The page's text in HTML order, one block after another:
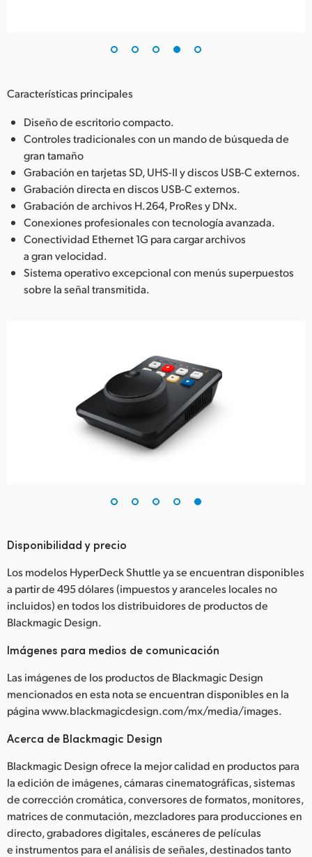
Características principales
Diseño de escritorio compacto.
Controles tradicionales con un mando de búsqueda de
gran tamaño
Grabación en tarjetas SD, UHS-II y discos USB-C externos.
Grabación directa en discos USB-C externos.
Grabación de archivos H.264, ProRes y DNx.
Conexiones profesionales con tecnología avanzada.
Conectividad Ethernet 1G para cargar archivos
a gran velocidad.
Sistema operativo excepcional con menús superpuestos
sobre la señal transmitida.
Disponibilidad y precio
Los modelos HyperDeck Shuttle ya se encuentran disponibles
a partir de 495 dólares (impuestos y aranceles locales no
incluidos) en todos los distribuidores de productos de
Blackmagic Design.
Imágenes para medios de comunicación
Las imágenes de los productos de Blackmagic Design
mencionados en esta nota se encuentran disponibles en la
página www.blackmagicdesign.com/mx/media/images.
Acerca de Blackmagic Design
Blackmagic Design ofrece la mejor calidad en productos para
la edición de imágenes, cámaras cinematográficas, sistemas
de corrección cromática, conversores de formatos, monitores,
matrices de conmutación, mezcladores para producciones en
directo, grabadores digitales, escáneres de películas
e instrumentos para el análisis de señales, destinados tanto